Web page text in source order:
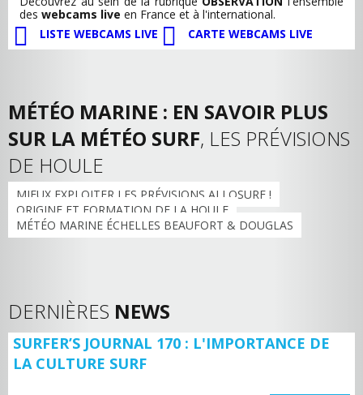
des webcams live en France et à l'international.
LISTE WEBCAMS LIVE
CARTE WEBCAMS LIVE
MÉTÉO MARINE : EN SAVOIR PLUS
SUR LA MÉTÉO SURF, LES PRÉVISIONS
DE HOULE
MIEUX EXPLOITER LES PRÉVISIONS ALLOSURF !
ORIGINE ET FORMATION DE LA HOULE
MÉTÉO MARINE ÉCHELLES BEAUFORT & DOUGLAS
DERNIÈRES NEWS
SURFER’S JOURNAL 170 : L'IMPORTANCE DE
LA CULTURE SURF